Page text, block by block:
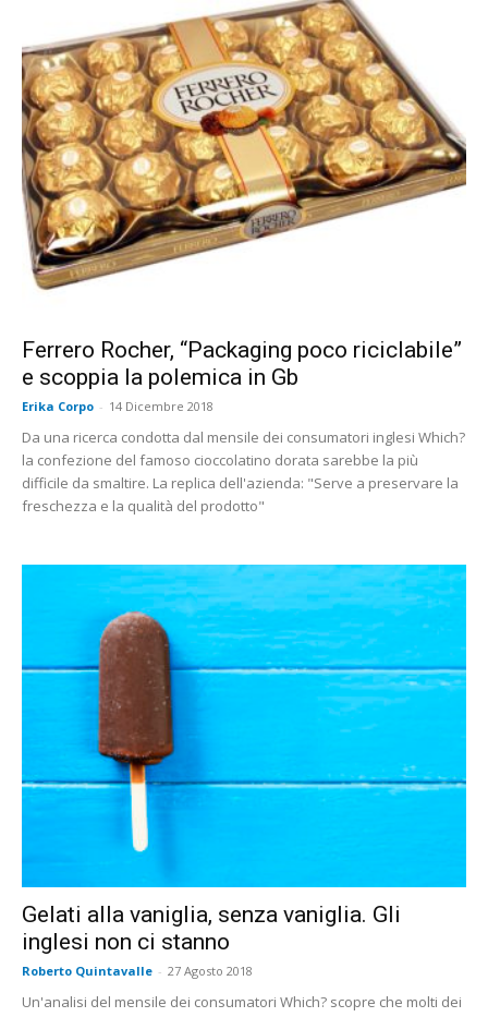
Ferrero Rocher, “Packaging poco riciclabile”
e scoppia la polemica in Gb
Erika Corpo - 14 Dicembre 2018
Da una ricerca condotta dal mensile dei consumatori inglesi Which?
la confezione del famoso cioccolatino dorata sarebbe la più
difficile da smaltire. La replica dell'azienda: "Serve a preservare la
freschezza e la qualità del prodotto"
Gelati alla vaniglia, senza vaniglia. Gli
inglesi non ci stanno
Roberto Quintavalle - 27 Agosto 2018
Un'analisi del mensile dei consumatori Which? scopre che molti dei